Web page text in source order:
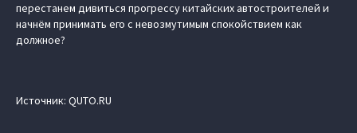
перестанем дивиться прогрессу китайских автостроителей и
начнём принимать его с невозмутимым спокойствием как
должное?
Источник: QUTO.RU